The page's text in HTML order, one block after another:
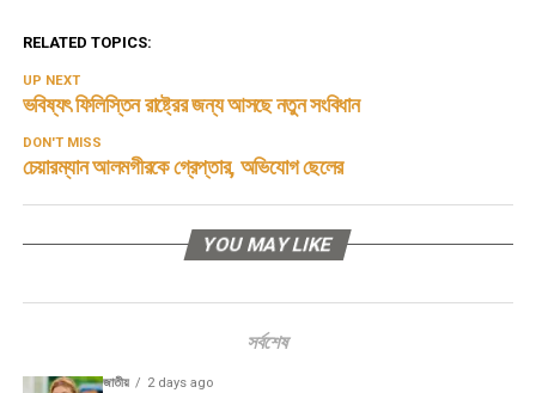
RELATED TOPICS:
UP NEXT
ভবিষ্যৎ ফিলিস্তিন রাষ্ট্রের জন্য আসছে নতুন সংবিধান
DON'T MISS
চেয়ারম্যান আলমগীরকে গ্রেপ্তার, অভিযোগ ছেলের
YOU MAY LIKE
সর্বশেষ
জাতীয় 2 days ago